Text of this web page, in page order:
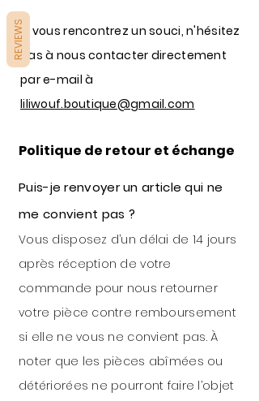
Si vous rencontrez un souci, n'hésitez
pas à nous contacter directement
par e-mail à
liliwouf.boutique@gmail.com
Politique de retour et échange
Puis-je renvoyer un article qui ne
me convient pas ?
Vous disposez d’un délai de 14 jours
après réception de votre
commande pour nous retourner
votre pièce contre remboursement
si elle ne vous ne convient pas. À
noter que les pièces abîmées ou
détériorées ne pourront faire l’objet
REVIEWS